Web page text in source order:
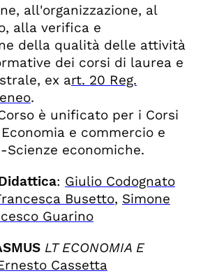
all'organizzazione, al
alla verifica e
della qualità delle attività
dei corsi di laurea e
ex art. 20 Reg.
.
è unificato per i Corsi
e commercio e
Scienze economiche.
: Giulio Codognato
Busetto, Simone
Guarino
LT ECONOMIA E
Cassetta